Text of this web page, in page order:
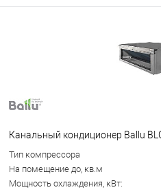
Канальный кондиционер Ballu
Тип компрессора
На помещение до, кв.м
Мощность охлаждения, кВт: